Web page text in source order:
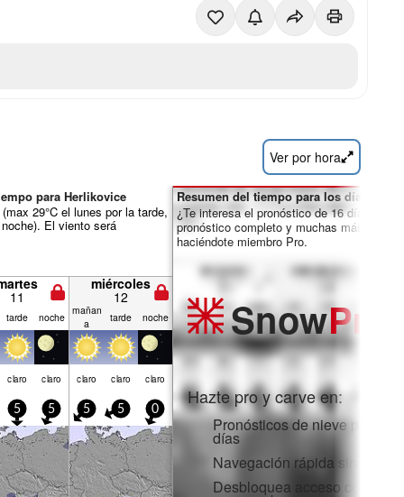
Ver por hora
para Herlikovice
29°C el lunes por la tarde,
El viento será
11
miércoles
12
tarde noche mañan
a
tarde noche
claro claro claro claro claro
5 5 5 5 0
Resumen del tiempo para los días 7-16:
¿Te interesa el pronóstico de 16 días?
pronóstico completo y muchas más
haciéndote miembro Pro.
SnowPro
Hazte pro y carve en:
Pronósticos de nieve por
días
Navegación rápida sin
Desbloquea acceso